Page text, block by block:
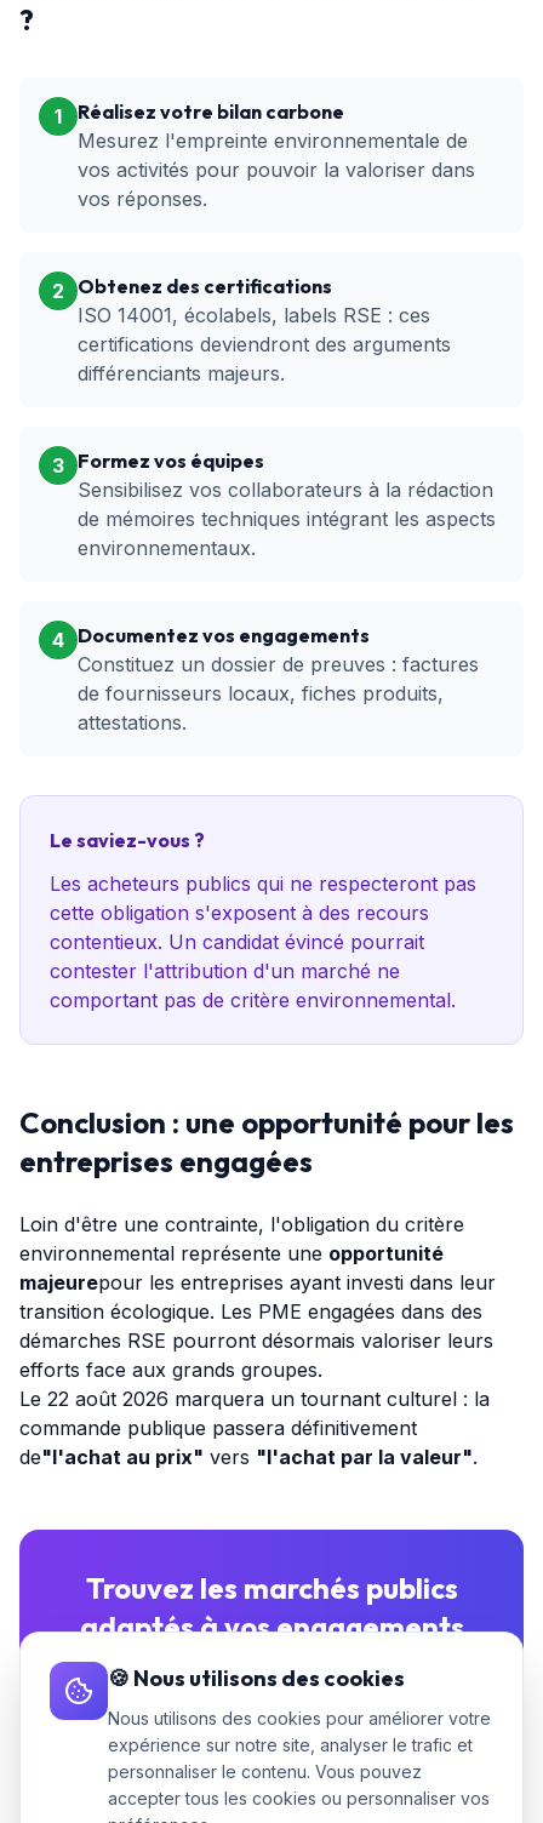
?
1
Réalisez votre bilan carbone
Mesurez l'empreinte environnementale de
vos activités pour pouvoir la valoriser dans
vos réponses.
2
Obtenez des certifications
ISO 14001, écolabels, labels RSE : ces
certifications deviendront des arguments
différenciants majeurs.
3 Formez vos équipes
Sensibilisez vos collaborateurs à la rédaction
de mémoires techniques intégrant les aspects
environnementaux.
4 Documentez vos engagements
Constituez un dossier de preuves : factures
de fournisseurs locaux, fiches produits,
attestations.
Le saviez-vous ?
Les acheteurs publics qui ne respecteront pas
cette obligation s'exposent à des recours
contentieux. Un candidat évincé pourrait
contester l'attribution d'un marché ne
comportant pas de critère environnemental.
Conclusion : une opportunité pour les
entreprises engagées
Loin d'être une contrainte, l'obligation du critère
environnemental représente une opportunité
majeurepour les entreprises ayant investi dans leur
transition écologique. Les PME engagées dans des
démarches RSE pourront désormais valoriser leurs
efforts face aux grands groupes.
Le 22 août 2026 marquera un tournant culturel : la
commande publique passera définitivement
de"l'achat au prix" vers "l'achat par la valeur".
Trouvez les marchés publics
adaptés à vos engagements
environnementaux
Notre IA analyse les critères de chaque
marché et vous recommande ceux qui
correspondent à vos certifications.
🍪 Nous utilisons des cookies
Nous utilisons des cookies pour améliorer votre
expérience sur notre site, analyser le trafic et
personnaliser le contenu. Vous pouvez
accepter tous les cookies ou personnaliser vos